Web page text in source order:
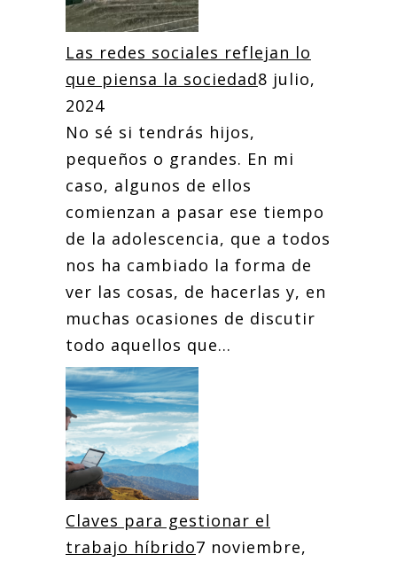
Las redes sociales reflejan lo
que piensa la sociedad8 julio,
2024
No sé si tendrás hijos,
pequeños o grandes. En mi
caso, algunos de ellos
comienzan a pasar ese tiempo
de la adolescencia, que a todos
nos ha cambiado la forma de
ver las cosas, de hacerlas y, en
muchas ocasiones de discutir
todo aquellos que...
Claves para gestionar el
trabajo híbrido7 noviembre,